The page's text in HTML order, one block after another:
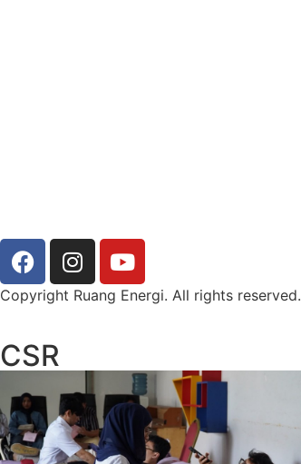
Copyright Ruang Energi. All rights reserved.
CSR